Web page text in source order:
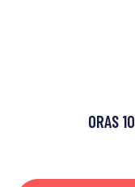
ORAS